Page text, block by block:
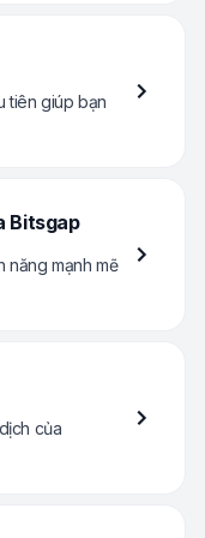
tiên giúp bạn
Bitsgap
năng mạnh mẽ
của